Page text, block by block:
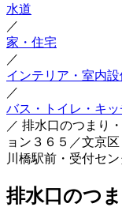
水道
／
家・住宅
／
インテリア・室内設
／
バス・トイレ・キッ
／ 排水口のつまり
ョン３６５／文京
川橋駅前・受付セン
排水口のつ